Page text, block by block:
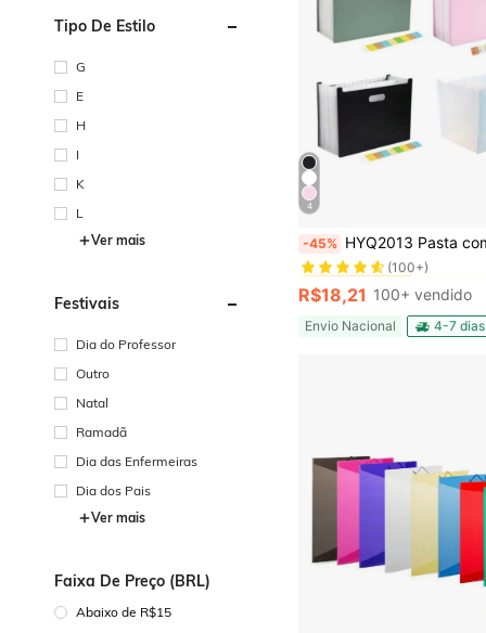
Tipo De Estilo
G
E
H
I
K
L
Ver mais
Festivais
Dia do Professor
Outro
Natal
Ramadã
Dia das Enfermeiras
Dia dos Pais
Ver mais
Faixa De Preço (BRL)
Abaixo de R$15
4
-45% HYQ2013 Pasta com 12 divisórias organizadora de
#8 Mais Vendido
(100+)
#8 Mais Vendido
(100+)
#8 Mais Vendido
(100+)
#8 Mais Vendido
(100+)
R$18,21 100+ vendido
Envio Nacional 4-7 dias